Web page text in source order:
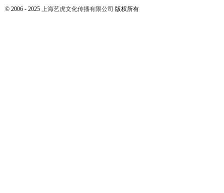
© 2006 - 2025 上海艺虎文化传播有限公司 版权所有